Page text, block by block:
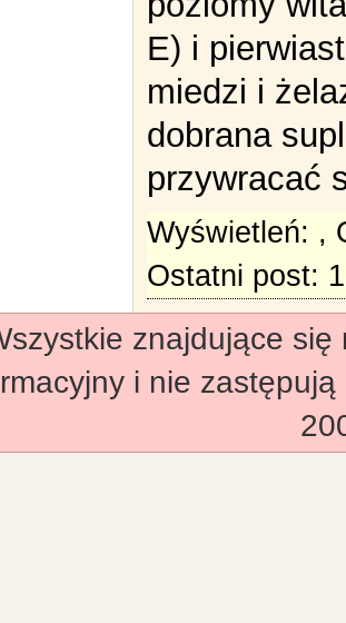
E) i
miedzi i
dobrana
przywracać
Wyświetleń: ,
Ostatni post:
znajdujące się
i nie